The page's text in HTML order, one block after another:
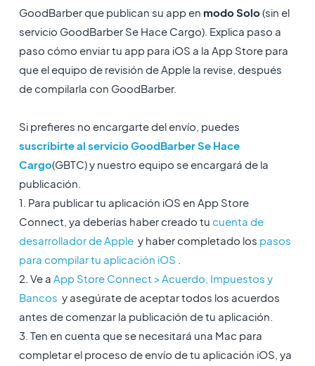
GoodBarber que publican su app en modo Solo(sin el
servicio GoodBarber Se Hace Cargo). Explica paso a
paso cómo enviar tu app para iOS a la App Store para
que el equipo de revisión de Apple la revise, después
de compilarla con GoodBarber.
Si prefieres no encargarte del envío, puedes
suscribirte al servicio GoodBarber Se Hace
Cargo(GBTC) y nuestro equipo se encargará de la
publicación.
1. Para publicar tu aplicación iOS en App Store
Connect, ya deberías haber creado tu cuenta de
desarrollador de Appley haber completado los pasos
para compilar tu aplicación iOS
2. Ve a App Store Connect > Acuerdo, Impuestos y
Bancos y asegúrate de aceptar todos los acuerdos
antes de comenzar la publicación de tu aplicación.
3. Ten en cuenta que se necesitará una Mac para
completar el proceso de envío de tu aplicación iOS, ya